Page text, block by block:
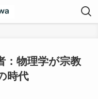
：物理学が宗教
時代